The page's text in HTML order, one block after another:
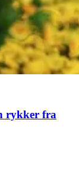
rykker fra